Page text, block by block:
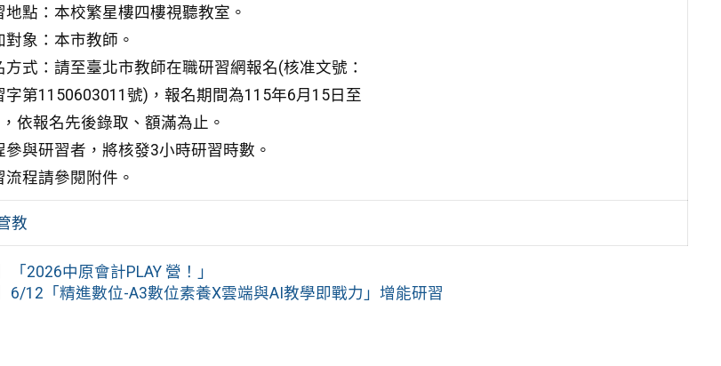
地點：本校繁星樓四樓視聽教室。
對象：本市教師。
方式：請至臺北市教師在職研習網報名(核准文號：
字第1150603011號)，報名期間為115年6月15日至
依報名先後錄取、額滿為止。
參與研習者，將核發3小時研習時數。
流程請參閱附件。
教
「2026中原會計PLAY 營！」
6/12「精進數位-A3數位素養X雲端與AI教學即戰力」增能研習